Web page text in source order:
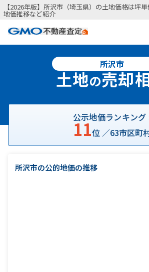
【2026年版】所沢市（埼玉県）の土地価格は坪
地価推移など紹介
所沢市
土地の売却
公示地価ランキング
11位 ／63市区町
所沢市の公的地価の推移